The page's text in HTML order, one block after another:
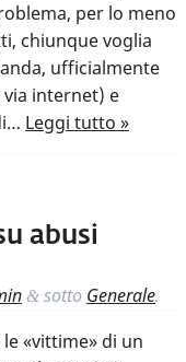
per lo meno
chiunque voglia
ufficialmente
internet) e
Leggi tutto »
abusi
& sotto Generale.
«vittime» di un